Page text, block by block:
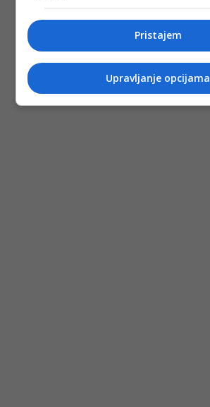
Pristajem
Upravljanje opcijama